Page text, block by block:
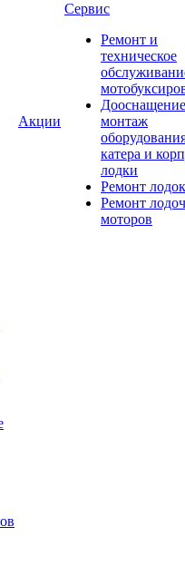
Акции
Сервис
Ремонт и
техническое
монтаж
катера и
лодки
Ремонт
Ремонт
моторов